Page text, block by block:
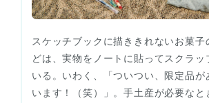
スケッチブックに描ききれないお菓子
どは、実物をノートに貼ってスクラッ
いる。いわく、「ついつい、限定品が
います！（笑）」。手土産が必要なと